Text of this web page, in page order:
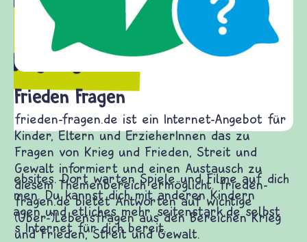
Frieden Fragen
frieden-fragen.de ist ein Internet-Angebot für
Kinder, Eltern und ErzieherInnen das zu
Fragen von Krieg und Frieden, Streit und
Gewalt informiert und einen Austausch zu
diesem Themenbereich ermöglicht. frieden-
fragen.de bietet Antworten auf wichtige
(Über-)Lebensfragen aus den Bereichen Krieg
und Frieden, Streit und Gewalt.